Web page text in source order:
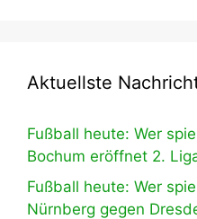
Aktuellste
Fußball heute: Wer
Bochum eröffnet 2.
Fußball heute: Wer
Nürnberg gegen